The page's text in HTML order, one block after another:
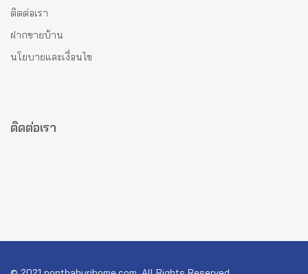
ติดต่อเรา
ฝากขายบ้าน
นโยบายและเงื่อนไข
ติดต่อเรา